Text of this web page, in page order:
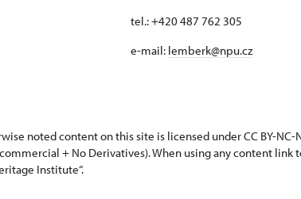
tel.: +420 487 762 305
e-mail: lemberk@npu.cz
noted content on this site is licensed under CC BY-NC-
+ No Derivatives). When using any content link
Institute“.